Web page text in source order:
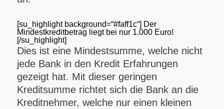
[su_highlight background=“#faff1c“] Der
Mindestkreditbetrag liegt bei nur 1.000 Euro!
[/su_highlight]
Dies ist eine Mindestsumme, welche nicht
jede Bank in den Kredit Erfahrungen
gezeigt hat. Mit dieser geringen
Kreditsumme richtet sich die Bank an die
Kreditnehmer, welche nur einen kleinen